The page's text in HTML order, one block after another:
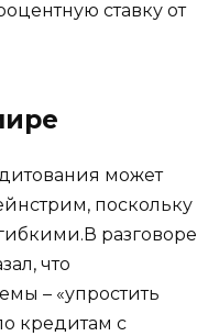
ставку от
может
поскольку
разговоре
что
– «упростить
кредитам с